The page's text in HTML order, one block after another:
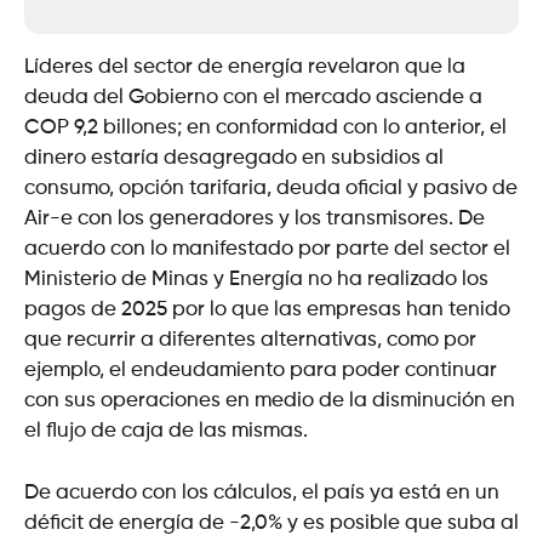
Líderes del sector de energía revelaron que la
deuda del Gobierno con el mercado asciende a
COP 9,2 billones; en conformidad con lo anterior, el
dinero estaría desagregado en subsidios al
consumo, opción tarifaria, deuda oficial y pasivo de
Air-e con los generadores y los transmisores. De
acuerdo con lo manifestado por parte del sector el
Ministerio de Minas y Energía no ha realizado los
pagos de 2025 por lo que las empresas han tenido
que recurrir a diferentes alternativas, como por
ejemplo, el endeudamiento para poder continuar
con sus operaciones en medio de la disminución en
el flujo de caja de las mismas.
De acuerdo con los cálculos, el país ya está en un
déficit de energía de -2,0% y es posible que suba al